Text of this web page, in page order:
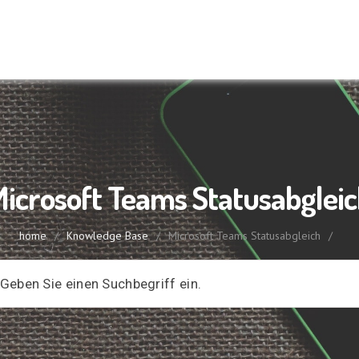
Teams
home / Knowledge Base / Microsoft Teams Statusabgleich /